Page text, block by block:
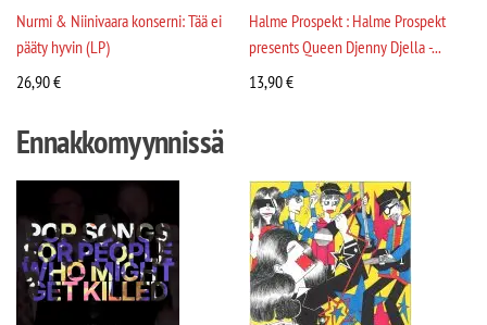
Nurmi & Niinivaara konserni: Tää ei
pääty hyvin (LP)
26,90€
Halme Prospekt : Halme Prospekt
presents Queen Djenny Djella -...
13,90€
Ennakkomyynnissä